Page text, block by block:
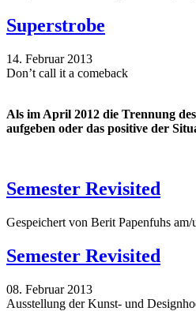
Superstrobe
14. Februar 2013
Don’t call it a comeback
Als im April 2012 die Trennung
aufgeben oder das positive der
Semester Revisited
Gespeichert von Berit Papenfuhs am/
Semester Revisited
08. Februar 2013
Ausstellung der Kunst- und